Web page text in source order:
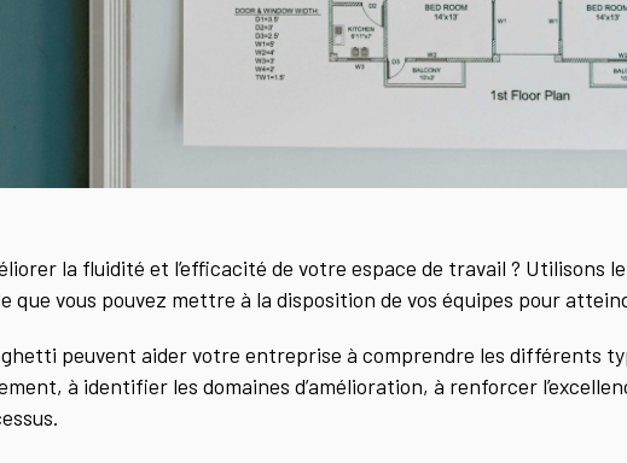
la fluidité et l’efficacité de votre espace de travail ? Utilisons
que vous pouvez mettre à la disposition de vos équipes pour
peuvent aider votre entreprise à comprendre les différents
à identifier les domaines d’amélioration, à renforcer